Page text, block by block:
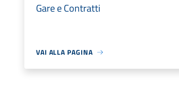
Gare e Contratti
VAI ALLA PAGINA